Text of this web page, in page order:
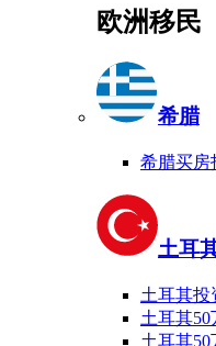
欧洲移民
希腊
希腊买房
土耳
土耳其投
土耳其50
土耳其50